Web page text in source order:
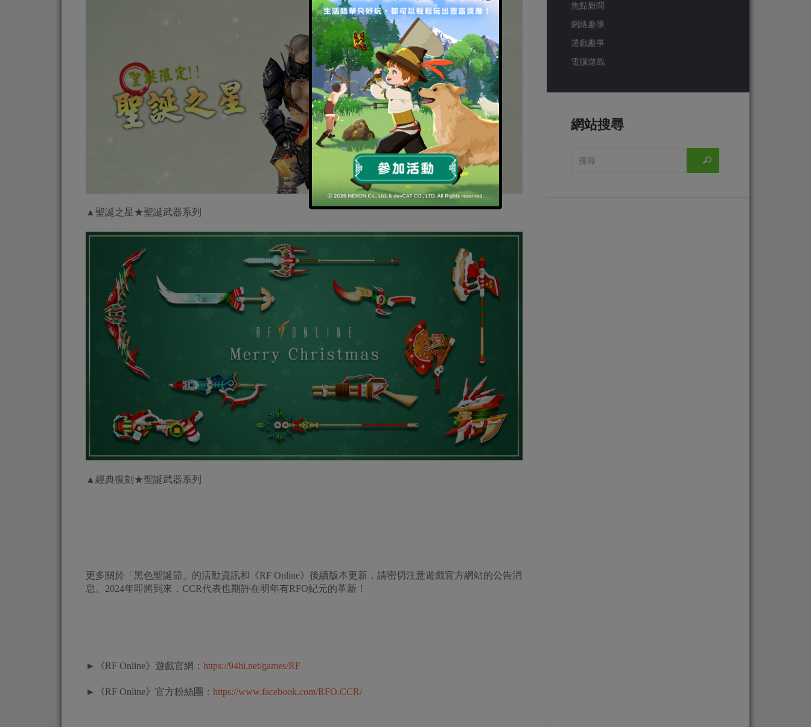
▲聖誕之星★聖誕武器系列
▲經典復刻★聖誕武器系列
更多關於「黑色聖誕節」的活動資訊和《RF Online》後續版本更新，請密切注意遊戲官方網站的公告消
息。2024年即將到來，CCR代表也期許在明年有RFO紀元的革新！
►《RF Online》遊戲官網： https://94hi.net/games/RF
►《RF Online》官方粉絲團： https://www.facebook.com/RFO.CCR/
焦點新聞
網絡趣事
遊戲趣事
電腦遊戲
網站搜尋